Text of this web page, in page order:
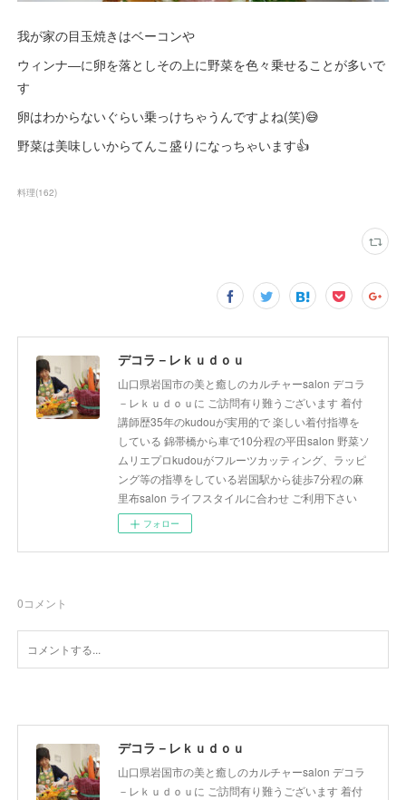
我が家の目玉焼きはベーコンや
ウィンナ―に卵を落としその上に野菜を色々乗せることが多いで
す
卵はわからないぐらい乗っけちゃうんですよね(笑)😅
野菜は美味しいからてんこ盛りになっちゃいます👍
料理(162)
デコラ－レｋｕｄｏｕ
山口県岩国市の美と癒しのカルチャーsalon デコラ
－レｋｕｄｏｕに ご訪問有り難うございます 着付
講師歴35年のkudouが実用的で 楽しい着付指導を
している 錦帯橋から車で10分程の平田salon 野菜ソ
ムリエプロkudouがフルーツカッティング、ラッピ
ング等の指導をしている岩国駅から徒歩7分程の麻
里布salon ライフスタイルに合わせ ご利用下さい
フォロー
0コメント
デコラ－レｋｕｄｏｕ
山口県岩国市の美と癒しのカルチャーsalon デコラ
－レｋｕｄｏｕに ご訪問有り難うございます 着付